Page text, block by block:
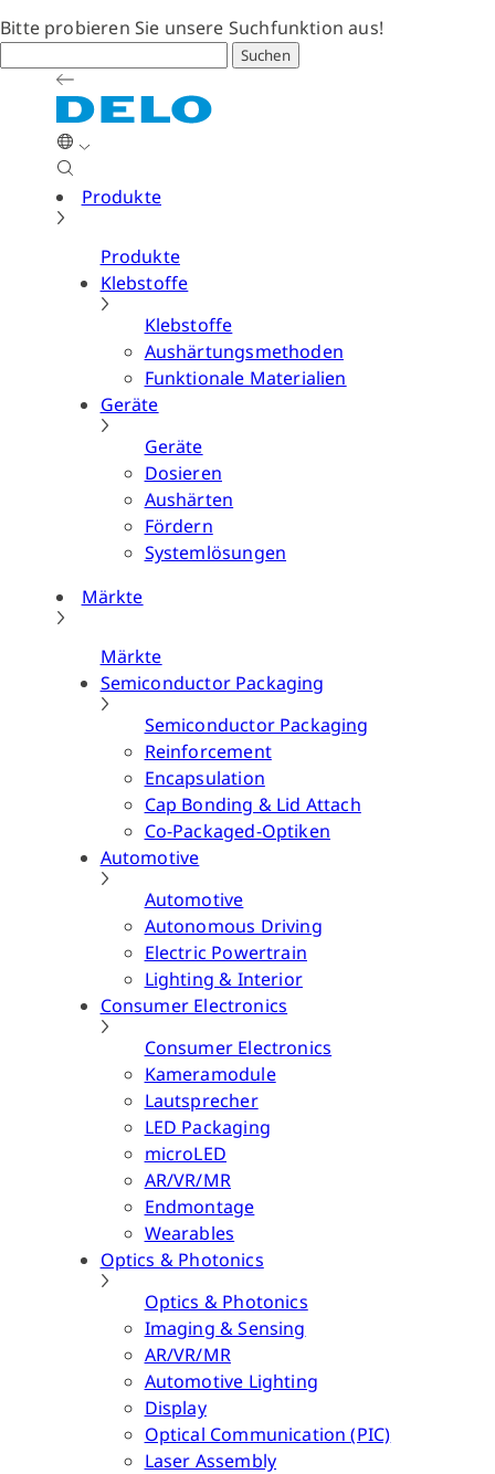
Bitte probieren Sie unsere Suchfunktion aus!
Suchen
Produkte
Produkte
Klebstoffe
Klebstoffe
Aushärtungsmethoden
Funktionale Materialien
Geräte
Geräte
Dosieren
Aushärten
Fördern
Systemlösungen
Märkte
Märkte
Semiconductor Packaging
Semiconductor Packaging
Reinforcement
Encapsulation
Cap Bonding & Lid Attach
Co-Packaged-Optiken
Automotive
Automotive
Autonomous Driving
Electric Powertrain
Lighting & Interior
Consumer Electronics
Consumer Electronics
Kameramodule
Lautsprecher
LED Packaging
microLED
AR/VR/MR
Endmontage
Wearables
Optics & Photonics
Optics & Photonics
Imaging & Sensing
AR/VR/MR
Automotive Lighting
Display
Optical Communication (PIC)
Laser Assembly